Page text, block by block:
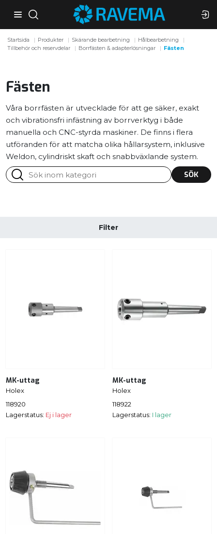
Startsida Produkter Skärande bearbetning
Hålbearbetning
Tillbehör och reservdelar
Borrfästen & adapterlösningar Fästen
Fästen
Våra borrfästen är utvecklade för att ge säker, exakt
och vibrationsfri infästning av borrverktyg i både
manuella och CNC-styrda maskiner. De finns i flera
utföranden för att matcha olika hållarsystem, inklusive
Weldon, cylindriskt skaft och snabbväxlande system.
SÖK
Filter
MK-uttag
Holex
118920
Lagerstatus: Ej i lager
MK-uttag
Holex
118922
Lagerstatus: I lager